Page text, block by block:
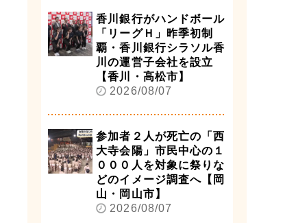
香川銀行がハンドボール
「リーグＨ」昨季初制
覇・香川銀行シラソル香
川の運営子会社を設立
【香川・高松市】
2026/08/07
参加者２人が死亡の「西
大寺会陽」市民中心の１
０００人を対象に祭りな
どのイメージ調査へ【岡
山・岡山市】
2026/08/07